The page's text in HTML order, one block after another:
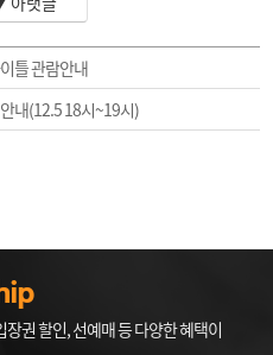
틀 관람안내
내(12.5 18시~19시)
권 할인, 선예매 등 다양한 혜택이